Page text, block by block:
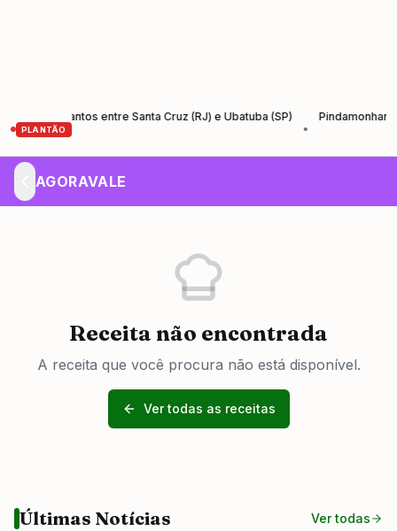
PLANTÃO
Santos entre Santa Cruz (RJ) e Ubatuba (SP)
Pindamonhangaba
AGORAVALE
Receita não encontrada
A receita que você procura não está disponível.
Ver todas as receitas
Últimas Notícias Ver todas